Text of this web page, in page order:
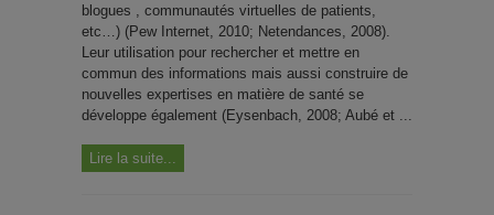
blogues , communautés virtuelles de patients,
etc…) (Pew Internet, 2010; Netendances, 2008).
Leur utilisation pour rechercher et mettre en
commun des informations mais aussi construire de
nouvelles expertises en matière de santé se
développe également (Eysenbach, 2008; Aubé et ...
Lire la suite...